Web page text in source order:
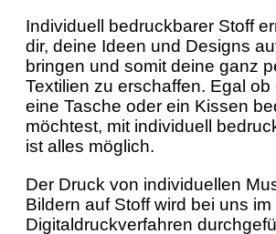
Individuell bedruckbarer Stoff
dir, deine Ideen und Designs
bringen und somit deine ganz
Textilien zu erschaffen. Egal ob
eine Tasche oder ein Kissen
möchtest, mit individuell
ist alles möglich.
Der Druck von individuellen
Bildern auf Stoff wird bei uns
Digitaldruckverfahren